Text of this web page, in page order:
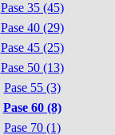
Pase 35 (45)
Pase 40 (29)
Pase 45 (25)
Pase 50 (13)
Pase 55 (3)
Pase 60 (8)
Pase 70 (1)